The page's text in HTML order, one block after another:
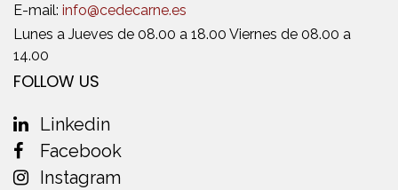
E-mail: info@cedecarne.es
Lunes a Jueves de 08.00 a 18.00 Viernes de 08.00 a
14.00
FOLLOW US
Linkedin
Facebook
Instagram